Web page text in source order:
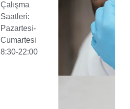
Çalışma
Saatleri:
Pazartesi-
Cumartesi
8:30-22:00